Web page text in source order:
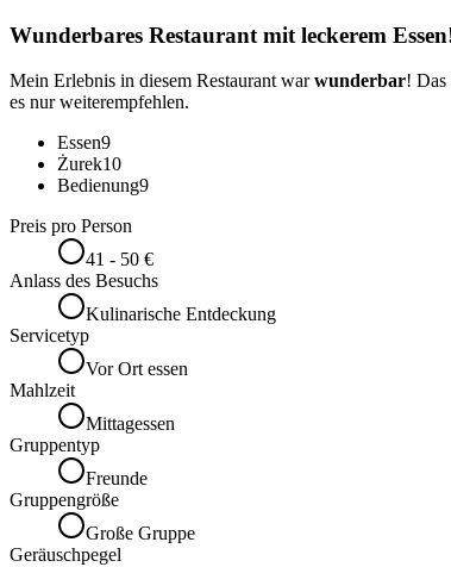
Wunderbares Restaurant mit leckerem
Mein Erlebnis in diesem Restaurant warwunderbar! Das
es nur weiterempfehlen.
Essen9
Żurek10
Bedienung9
Preis pro Person
41 - 50 €
Anlass des Besuchs
Kulinarische Entdeckung
Servicetyp
Vor Ort essen
Mahlzeit
Mittagessen
Gruppentyp
Freunde
Gruppengröße
Große Gruppe
Geräuschpegel